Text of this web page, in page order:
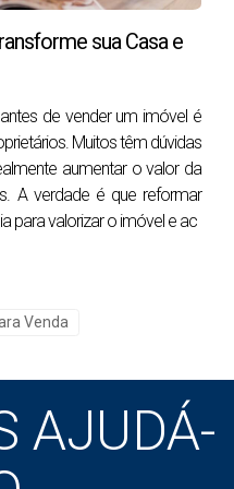
a propriedade.
Cativante
e tente destacar
tua propriedade única.
com “Bela casa de
algo mais envolvente,
vida urbana”.
especial, seja a
acabamentos de alta
do imóvel. É
sua Casa e
de vender um imóvel é
Muitos têm dúvidas
aumentar o valor da
A verdade é que reformar
para valorizar o imóvel e ac
Venda
AJUDÁ-